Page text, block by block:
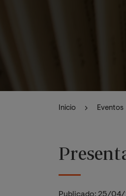
Inicio Eventos
Publicado: 25/04/